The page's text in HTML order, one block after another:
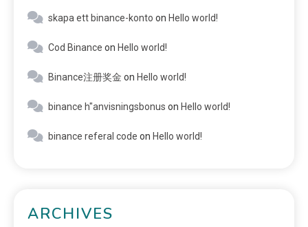
skapa ett binance-konto on Hello world!
Cod Binance on Hello world!
Binance注册奖金 on Hello world!
binance h"anvisningsbonus on Hello world!
binance referal code on Hello world!
ARCHIVES